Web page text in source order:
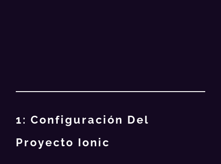
1: Configuración Del
Proyecto Ionic